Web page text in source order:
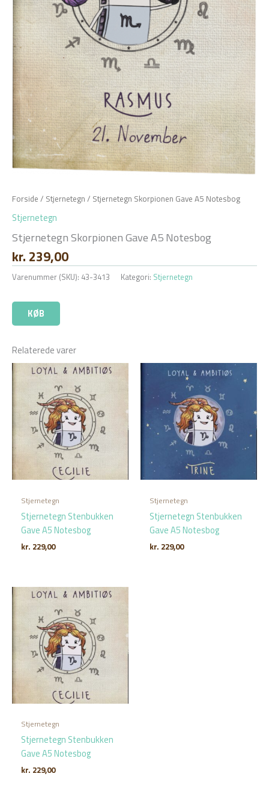
Forside / Stjernetegn / Stjernetegn Skorpionen Gave A5 Notesbog
Stjernetegn
Stjernetegn Skorpionen Gave A5 Notesbog
kr. 239,00
Varenummer (SKU): 43-3413 Kategori: Stjernetegn
KØB
Relaterede varer
Stjernetegn
Stjernetegn Stenbukken
Gave A5 Notesbog
kr. 229,00
Stjernetegn
Stjernetegn Stenbukken
Gave A5 Notesbog
kr. 229,00
Stjernetegn
Stjernetegn Stenbukken
Gave A5 Notesbog
kr. 229,00